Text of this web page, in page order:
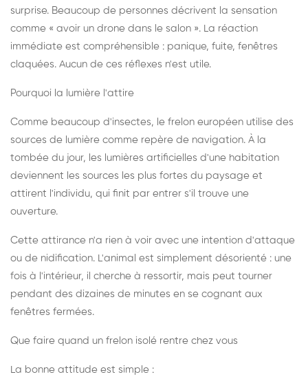
surprise. Beaucoup de personnes décrivent la sensation
comme « avoir un drone dans le salon ». La réaction
immédiate est compréhensible : panique, fuite, fenêtres
claquées. Aucun de ces réflexes n'est utile.
Pourquoi la lumière l'attire
Comme beaucoup d'insectes, le frelon européen utilise des
sources de lumière comme repère de navigation. À la
tombée du jour, les lumières artificielles d'une habitation
deviennent les sources les plus fortes du paysage et
attirent l'individu, qui finit par entrer s'il trouve une
ouverture.
Cette attirance n'a rien à voir avec une intention d'attaque
ou de nidification. L'animal est simplement désorienté : une
fois à l'intérieur, il cherche à ressortir, mais peut tourner
pendant des dizaines de minutes en se cognant aux
fenêtres fermées.
Que faire quand un frelon isolé rentre chez vous
La bonne attitude est simple :